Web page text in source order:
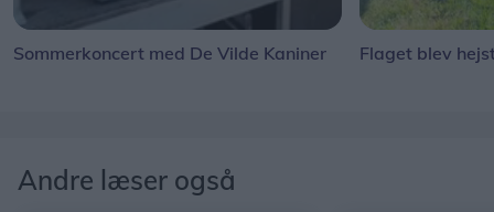
Sommerkoncert med De Vilde Kaniner Flaget blev
Andre læser også